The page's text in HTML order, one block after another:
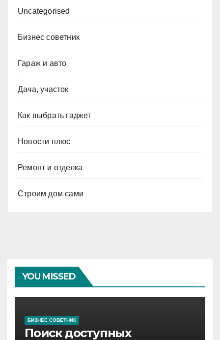
Uncategorised
Бизнес советник
Гараж и авто
Дача, участок
Как выбрать гаджет
Новости плюс
Ремонт и отделка
Строим дом сами
YOU MISSED
БИЗНЕС СОВЕТНИК
Поиск доступных